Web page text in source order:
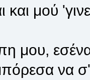
και μού
μου,
να